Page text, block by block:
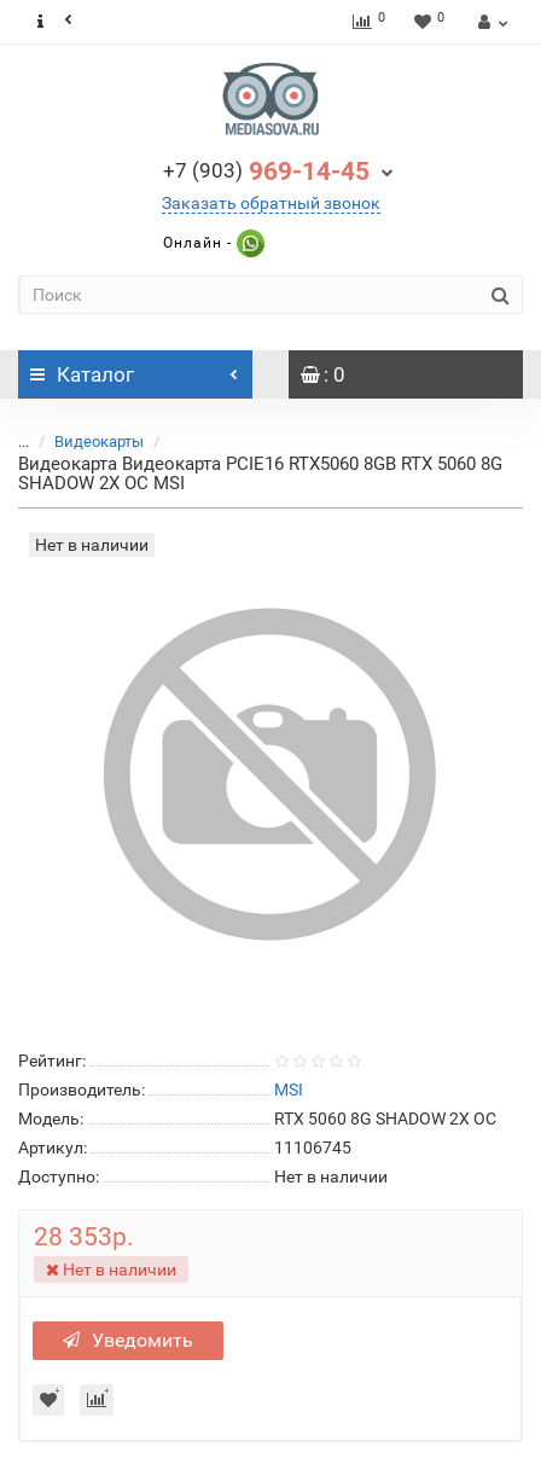
0 0
+7 (903) 969-14-45
Заказать обратный звонок
Онлайн -
Каталог : 0
... Видеокарты
Видеокарта Видеокарта PCIE16 RTX5060 8GB RTX 5060 8G
SHADOW 2X OC MSI
Нет в наличии
Рейтинг:
Производитель:
MSI
Модель:
RTX 5060 8G SHADOW 2X OC
Артикул:
11106745
Доступно:
Нет в наличии
28 353р.
Нет в наличии
Уведомить